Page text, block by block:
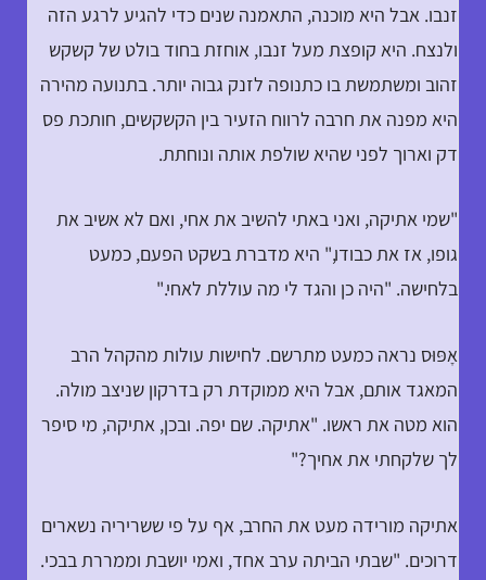
זנבו. אבל היא מוכנה, התאמנה שנים כדי להגיע לרגע הזה
ולנצח. היא קופצת מעל זנבו, אוחזת בחוד בולט של קשקש
זהוב ומשתמשת בו כתנופה לזנק גבוה יותר. בתנועה מהירה
היא מפנה את חרבה לרווח הזעיר בין הקשקשים, חותכת פס
דק וארוך לפני שהיא שולפת אותה ונוחתת.
"שמי אתיקה, ואני באתי להשיב את אחי, ואם לא אשיב את
גופו, אז את כבודו," היא מדברת בשקט הפעם, כמעט
בלחישה. "היה כן והגד לי מה עוללת לאחי."
אָפּוּס נראה כמעט מתרשם. לחישות עולות מהקהל הרב
המאגד אותם, אבל היא ממוקדת רק בדרקון שניצב מולה.
הוא מטה את ראשו. "אתיקה. שם יפה. ובכן, אתיקה, מי סיפר
לך שלקחתי את אחיך?"
אתיקה מורידה מעט את החרב, אף על פי ששריריה נשארים
דרוכים. "שבתי הביתה ערב אחד, ואמי יושבת וממררת בבכי.